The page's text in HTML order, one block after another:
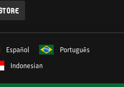
Español
Português
Indonesian